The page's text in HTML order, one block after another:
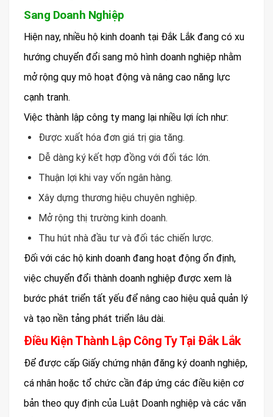
Sang Doanh Nghiệp
Hiện nay, nhiều hộ kinh doanh tại Đắk Lắk đang có xu
hướng chuyển đổi sang mô hình doanh nghiệp nhằm
mở rộng quy mô hoạt động và nâng cao năng lực
cạnh tranh.
Việc thành lập công ty mang lại nhiều lợi ích như:
Được xuất hóa đơn giá trị gia tăng.
Dễ dàng ký kết hợp đồng với đối tác lớn.
Thuận lợi khi vay vốn ngân hàng.
Xây dựng thương hiệu chuyên nghiệp.
Mở rộng thị trường kinh doanh.
Thu hút nhà đầu tư và đối tác chiến lược.
Đối với các hộ kinh doanh đang hoạt động ổn định,
việc chuyển đổi thành doanh nghiệp được xem là
bước phát triển tất yếu để nâng cao hiệu quả quản lý
và tạo nền tảng phát triển lâu dài.
Điều Kiện Thành Lập Công Ty Tại Đắk Lắk
Để được cấp Giấy chứng nhận đăng ký doanh nghiệp,
cá nhân hoặc tổ chức cần đáp ứng các điều kiện cơ
bản theo quy định của Luật Doanh nghiệp và các văn